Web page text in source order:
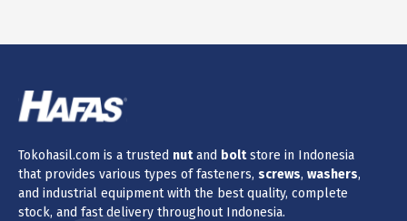
saat ini dipilih.
BAUT STAINLESS STEEL UNC SUS 304
HALF DRAT DIN 931 1 X 8 8TPI
Tokohasil.com is a trusted nutand boltstore in Indonesia
that provides various types of fasteners, screws, washers,
and industrial equipment with the best quality, complete
stock, and fast delivery throughout Indonesia.